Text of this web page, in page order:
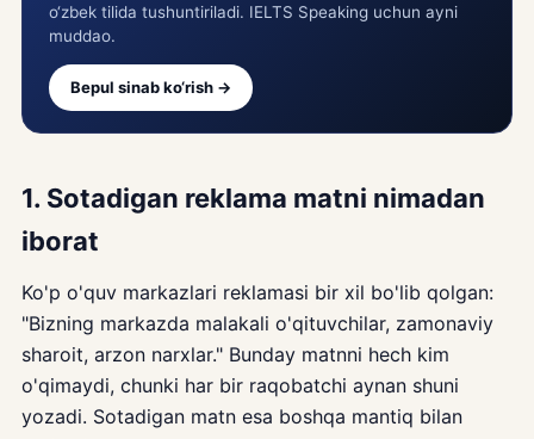
o‘zbek tilida tushuntiriladi. IELTS Speaking uchun ayni
muddao.
Bepul sinab ko‘rish →
1. Sotadigan reklama matni nimadan
iborat
Ko'p o'quv markazlari reklamasi bir xil bo'lib qolgan:
"Bizning markazda malakali o'qituvchilar, zamonaviy
sharoit, arzon narxlar." Bunday matnni hech kim
o'qimaydi, chunki har bir raqobatchi aynan shuni
yozadi. Sotadigan matn esa boshqa mantiq bilan